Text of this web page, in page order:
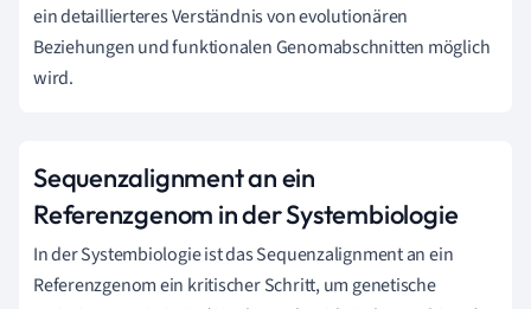
ein detaillierteres Verständnis von evolutionären
Beziehungen und funktionalen Genomabschnitten möglich
wird.
Sequenzalignment an ein
Referenzgenom in der Systembiologie
In der Systembiologie ist das Sequenzalignment an ein
Referenzgenom ein kritischer Schritt, um genetische